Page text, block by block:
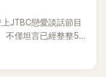
JTBC戀愛談話節目
不僅坦言已經整整5
因，全與上一段戀情